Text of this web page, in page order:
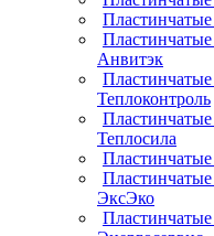
Анвитэк
Теплоконтроль
Теплосила
ЭксЭко